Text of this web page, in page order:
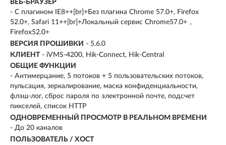
ВЕБ-БРАУЗЕР
- С плагином IE8++[br]+Без плагина Chrome 57.0+, Firefox
52.0+, Safari 11++[br]+Локальный сервис Chrome57.0+，
Firefox52.0+
ВЕРСИЯ ПРОШИВКИ - 5.6.0
КЛИЕНТ - iVMS-4200, Hik-Connect, Hik-Central
ОБЩИЕ ФУНКЦИИ
- Антимерцание, 5 потоков + 5 пользовательских потоков,
пульсация, зеркалирование, маска конфиденциальности,
флэш-лог, сброс пароля по электронной почте, подсчет
пикселей, список HTTP
ОДНОВРЕМЕННЫЙ ПРОСМОТР В РЕАЛЬНОМ ВРЕМЕНИ
- До 20 каналов
ПОЛЬЗОВАТЕЛЬ / ХОСТ